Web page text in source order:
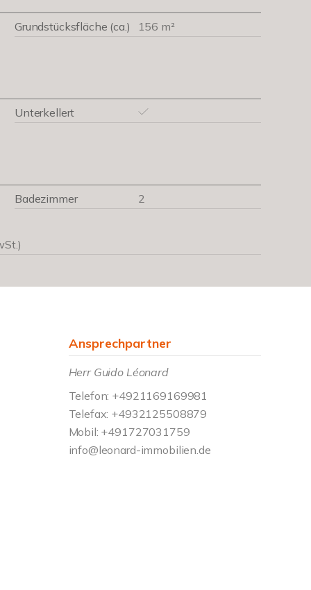
Grundstücksfläche (ca.)
156 m²
Unterkellert
Badezimmer
2
Ansprechpartner
Herr Guido Léonard
Telefon: +4921169169981
Telefax: +4932125508879
Mobil: +491727031759
info@leonard-immobilien.de